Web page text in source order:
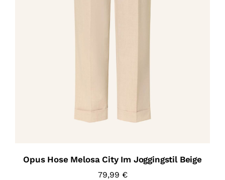
Opus Hose Melosa City Im Joggingstil Beige
79,99 €